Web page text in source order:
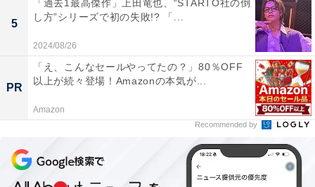
5
「過去1最高傑作」上田竜也、“STARTO社の倒
し方”シリーズで初の失敗!? 「...
2024/08/26
PR
「え、こんなセールやってたの？」80％OFF
以上が続々登場！Amazonの本気が...
Amazon
Recommended by